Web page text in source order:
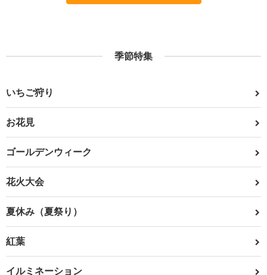
季節特集
いちご狩り
お花見
ゴールデンウィーク
花火大会
夏休み（夏祭り）
紅葉
イルミネーション